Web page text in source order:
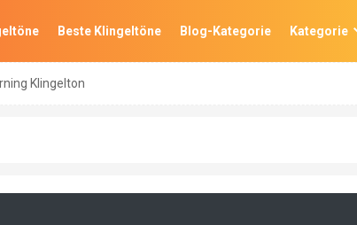
Beste Klingeltöne Blog-Kategorie Kategorie
Klingelton